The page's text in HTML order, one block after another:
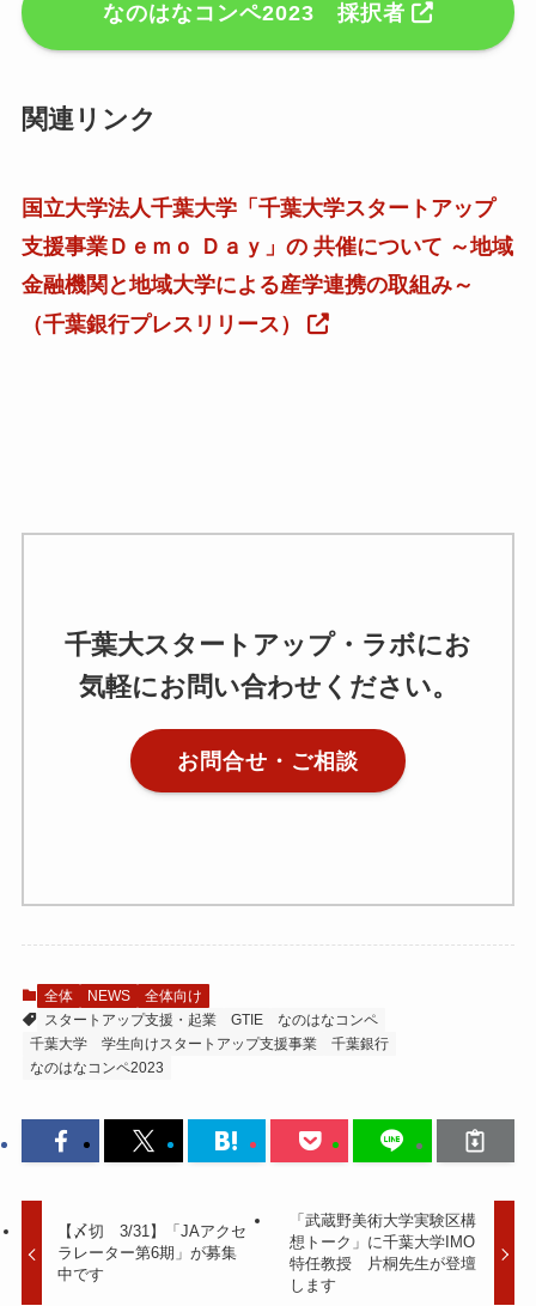
なのはなコンペ2023 採択者
関連リンク
国立大学法人千葉大学「千葉大学スタートアップ
支援事業Ｄｅｍｏ Ｄａｙ」の 共催について ～地域
金融機関と地域大学による産学連携の取組み～
（千葉銀行プレスリリース）
千葉大スタートアップ・ラボにお
気軽にお問い合わせください。
お問合せ・ご相談
全体 NEWS
全体向け
スタートアップ支援・起業
GTIE
なのはなコンペ
千葉大学 学生向けスタートアップ支援事業
千葉銀行
なのはなコンペ2023
【〆切 3/31】「JAアクセ
ラレーター第6期」が募集
中です
「武蔵野美術大学実験区構
想トーク」に千葉大学IMO
特任教授 片桐先生が登壇
します